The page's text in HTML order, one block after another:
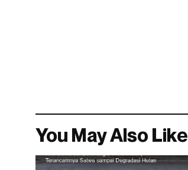
You May Also Like